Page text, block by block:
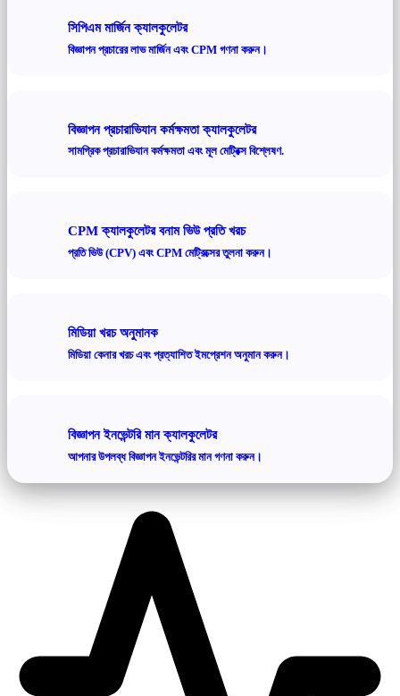
সিপিএম মার্জিন ক্যালকুলেটর
বিজ্ঞাপন প্রচারের লাভ মার্জিন এবং CPM গণনা করুন।
বিজ্ঞাপন প্রচারাভিযান কর্মক্ষমতা ক্যালকুলেটর
সামগ্রিক প্রচারাভিযান কর্মক্ষমতা এবং মূল মেট্রিক্স বিশ্লেষণ.
CPM ক্যালকুলেটর বনাম ভিউ প্রতি খরচ
প্রতি ভিউ (CPV) এবং CPM মেট্রিক্সের তুলনা করুন।
মিডিয়া খরচ অনুমানক
মিডিয়া কেনার খরচ এবং প্রত্যাশিত ইমপ্রেশন অনুমান করুন।
বিজ্ঞাপন ইনভেন্টরি মান ক্যালকুলেটর
আপনার উপলব্ধ বিজ্ঞাপন ইনভেন্টরির মান গণনা করুন।